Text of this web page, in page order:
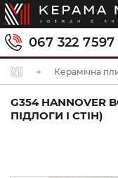
067 322 7597
Керамічна
G354 HANNOVER
ПІДЛОГИ І СТІН)